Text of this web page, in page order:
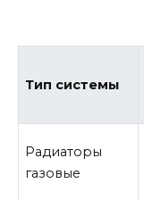
Тип системы
Радиаторы
газовые